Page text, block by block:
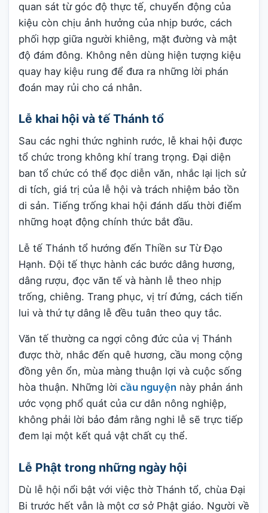
quan sát từ góc độ thực tế, chuyển động của
kiệu còn chịu ảnh hưởng của nhịp bước, cách
phối hợp giữa người khiêng, mặt đường và mật
độ đám đông. Không nên dùng hiện tượng kiệu
quay hay kiệu rung để đưa ra những lời phán
đoán may rủi cho cá nhân.
Lễ khai hội và tế Thánh tổ
Sau các nghi thức nghinh rước, lễ khai hội được
tổ chức trong không khí trang trọng. Đại diện
ban tổ chức có thể đọc diễn văn, nhắc lại lịch sử
di tích, giá trị của lễ hội và trách nhiệm bảo tồn
di sản. Tiếng trống khai hội đánh dấu thời điểm
những hoạt động chính thức bắt đầu.
Lễ tế Thánh tổ hướng đến Thiền sư Từ Đạo
Hạnh. Đội tế thực hành các bước dâng hương,
dâng rượu, đọc văn tế và hành lễ theo nhịp
trống, chiêng. Trang phục, vị trí đứng, cách tiến
lui và thứ tự dâng lễ đều tuân theo quy tắc.
Văn tế thường ca ngợi công đức của vị Thánh
được thờ, nhắc đến quê hương, cầu mong cộng
đồng yên ổn, mùa màng thuận lợi và cuộc sống
hòa thuận. Những lời cầu nguyện này phản ánh
ước vọng phổ quát của cư dân nông nghiệp,
không phải lời bảo đảm rằng nghi lễ sẽ trực tiếp
đem lại một kết quả vật chất cụ thể.
Lễ Phật trong những ngày hội
Dù lễ hội nổi bật với việc thờ Thánh tổ, chùa Đại
Bi trước hết vẫn là một cơ sở Phật giáo. Người về